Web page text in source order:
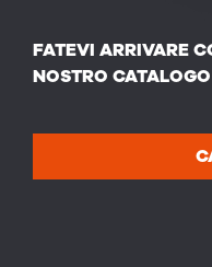
FATEVI ARRIVARE
NOSTRO